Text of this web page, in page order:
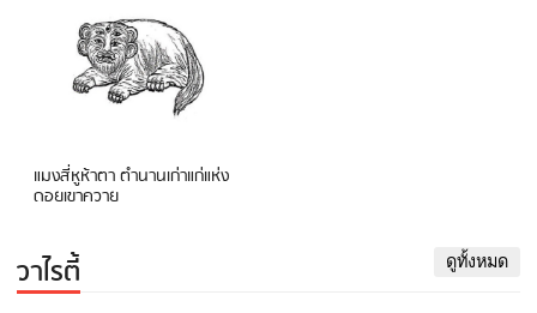
แมงสี่หูห้าตา ตำนานเก่าแก่แห่ง
ดอยเขาควาย
วาไรตี้ ดูทั้งหมด